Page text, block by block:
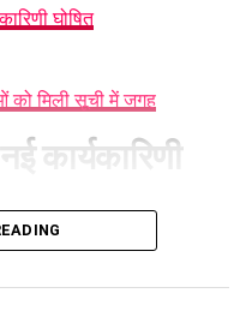
होगी।
घोषित
को मिली सूची में जगह
कार्यकारिणी
को प्रदेश कोषाध्यक्ष की
को प्रदेश उपाध्यक्ष, 36